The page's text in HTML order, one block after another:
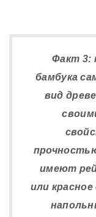
Факт 3:
бамбука
вид
имеют
или